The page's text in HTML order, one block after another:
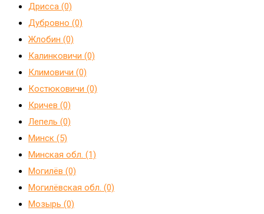
Дрисса (0)
Дубровно (0)
Жлобин (0)
Калинковичи (0)
Климовичи (0)
Костюковичи (0)
Кричев (0)
Лепель (0)
Минск (5)
Минская обл. (1)
Могилёв (0)
Могилёвская обл. (0)
Мозырь (0)